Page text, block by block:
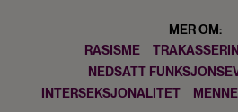
MER OM:
RASISME
NEDSATT
INTERSEKSJONALITET